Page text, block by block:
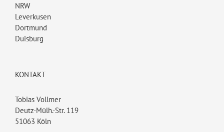
NRW
Leverkusen
Dortmund
Duisburg
KONTAKT
Tobias Vollmer
Deutz-Mülh.-Str. 119
51063 Köln